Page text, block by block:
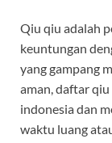
Qiu qiu adalah
keuntungan
yang gampang
aman, daftar
indonesia dan
waktu luang